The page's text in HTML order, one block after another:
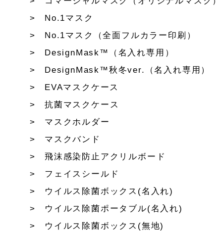
No.1マスク
No.1マスク（全面フルカラー印刷）
DesignMask™（名入れ専用）
DesignMask™秋冬ver.（名入れ専用）
EVAマスクケース
抗菌マスクケース
マスクホルダー
マスクバンド
飛沫感染防止アクリルボード
フェイスシールド
ウイルス除菌ボックス(名入れ)
ウイルス除菌ポータブル(名入れ)
ウイルス除菌ボックス(無地)